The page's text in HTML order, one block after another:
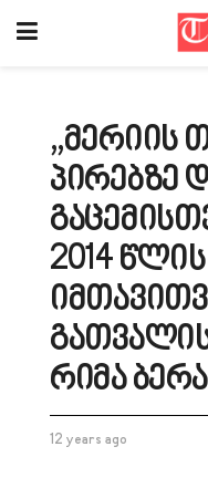
„მერიის
პირებზე
2014
რიმა
12 years ago